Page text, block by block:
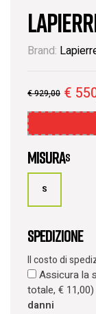
Brand:
€929,00 €
Misuras
S
Spedizione
Il costo di
Assicura la
totale, € 11,00
danni